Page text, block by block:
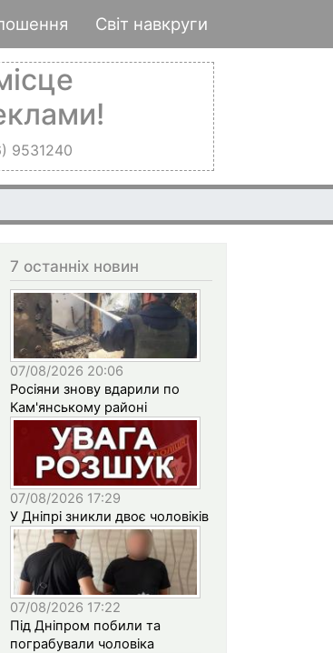
Світ навкруги
9531240
7 останніх новин
07/08/2026 20:06
Росіяни знову вдарили по
Кам'янському районі
07/08/2026 17:29
У Дніпрі зникли двоє чоловіків
07/08/2026 17:22
Під Дніпром побили та
пограбували чоловіка